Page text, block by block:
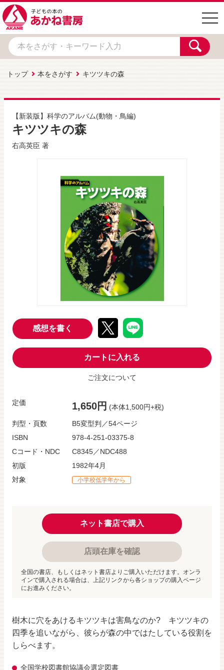
トップ 本をさがす キツツキの森
【新装版】科学のアルバム(動物・鳥編)
キツツキの森
右高英臣 著
樹木に穴をあけるキツツキは害鳥なのか? キツツキの
四季を追いながら、彼らが森の中ではたしている役割を
しらべます。
全国学校図書館協議会選定図書
感想を書く
カートに入れる
ご注文について
定価 1,650円 (本体1,500円+税)
判型・頁数
B5変型判／54ページ
ISBN
978-4-251-03375-8
Cコード・NDC
C8345／NDC488
初版
1982年4月
対象
小学校低学年から
ネット書店で購入
店頭在庫を確認
全国の書店、もしくはネット書店よりご購入いただけます。オンラ
インで購入される場合は、上記リンクから各ショップの購入ページ
にお進みください。